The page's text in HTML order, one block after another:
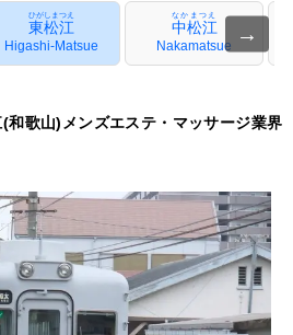
東松江
ひがしまつえ
Higashi-Matsue
中松江
なかまつえ
Nakamatsue
→
和歌山)メンズエステ・マッサージ業界